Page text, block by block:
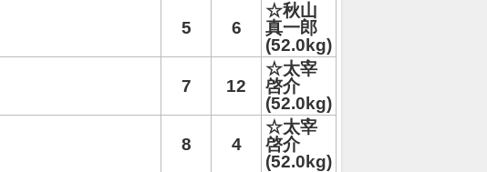
5 6
☆秋山
真一郎
(52.0kg)
7 12
☆太宰
啓介
(52.0kg)
8 4
☆太宰
啓介
(52.0kg)